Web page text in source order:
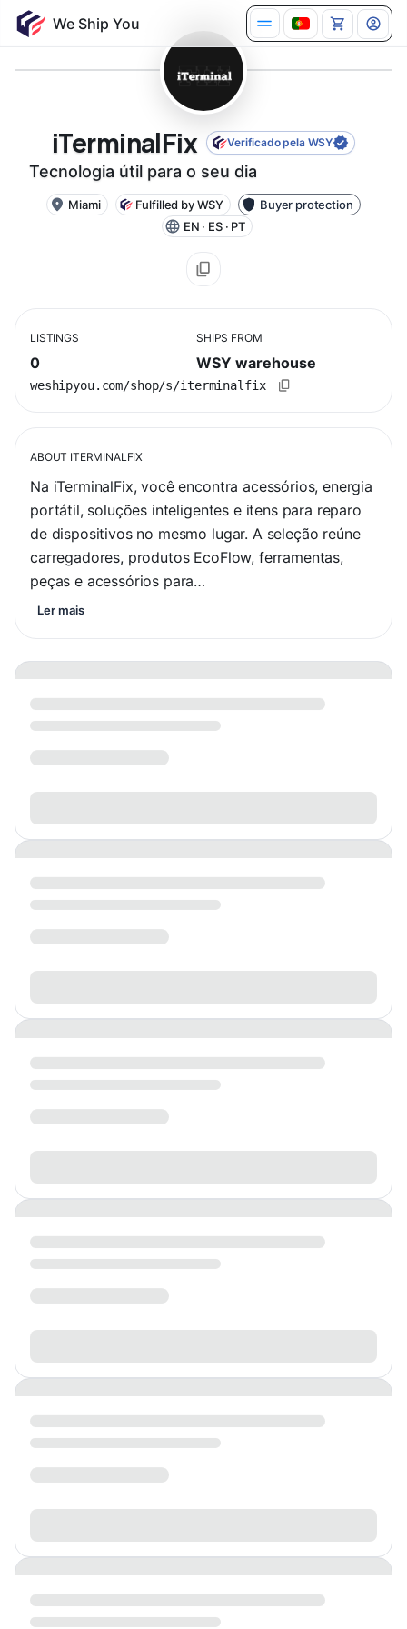
iTerminalFix Verificado pela WSY
Tecnologia útil para o seu dia
Miami Fulfilled by WSY
Buyer protection
EN · ES · PT
LISTINGS
0
SHIPS FROM
WSY warehouse
weshipyou.com/shop/s/iterminalfix
ABOUT ITERMINALFIX
Na iTerminalFix, você encontra acessórios, energia
portátil, soluções inteligentes e itens para reparo
de dispositivos no mesmo lugar. A seleção reúne
carregadores, produtos EcoFlow, ferramentas,
peças e acessórios para…
Ler mais